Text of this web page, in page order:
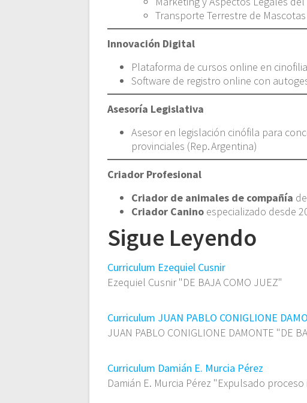
Transporte Terrestre de Mascotas
Innovación Digital
Plataforma de cursos online en
Software de registro online con
Asesoría Legislativa
Asesor en legislación cinófila para
provinciales (Rep. Argentina)
Criador Profesional
Criador de animales de compañía
Criador Canino especializado desde
Sigue Leyendo
Curriculum Ezequiel Cusnir
Ezequiel Cusnir "DE BAJA COMO JUEZ"
Curriculum JUAN PABLO CONIGLIONE
JUAN PABLO CONIGLIONE DAMONTE "DE
Curriculum Damián E. Murcia Pérez
Damián E. Murcia Pérez "Expulsado